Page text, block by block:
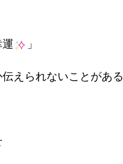
」
えられないことがある